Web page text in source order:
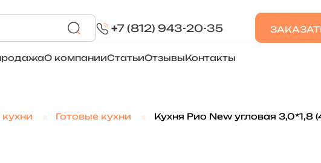
+7 (812) 943-20-35
О компанииСтатьиОтзывыКонтакты
Готовые кухни
Кухня Рио New угловая